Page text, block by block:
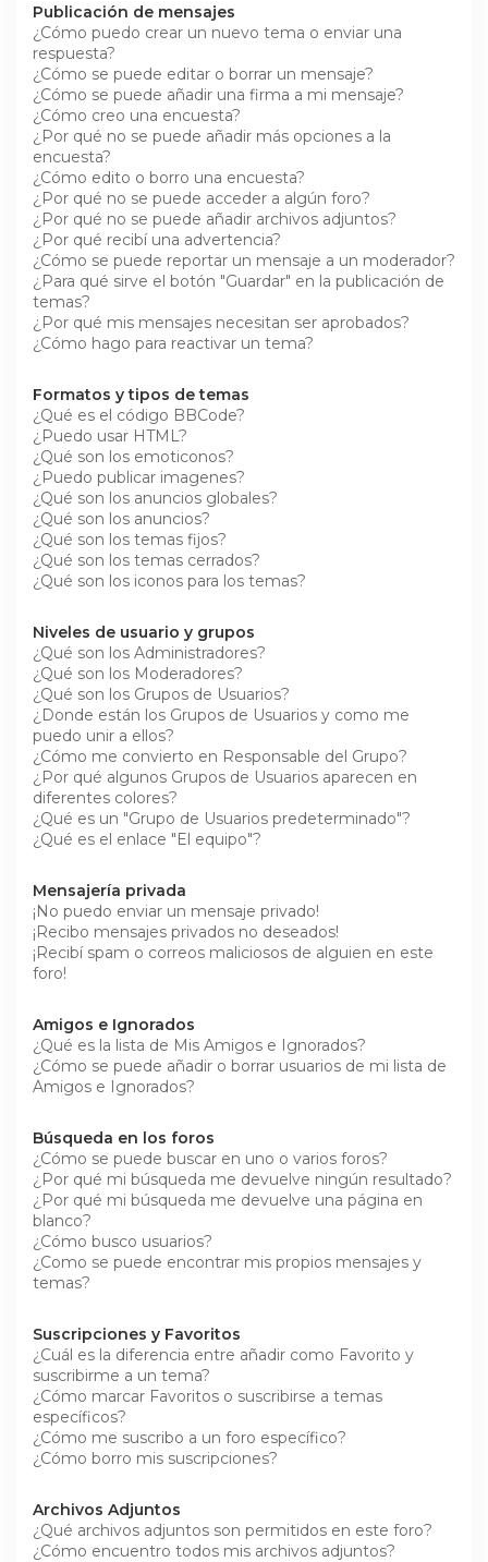
Publicación de mensajes
¿Cómo puedo crear un nuevo tema o enviar una
respuesta?
¿Cómo se puede editar o borrar un mensaje?
¿Cómo se puede añadir una firma a mi mensaje?
¿Cómo creo una encuesta?
¿Por qué no se puede añadir más opciones a la
encuesta?
¿Cómo edito o borro una encuesta?
¿Por qué no se puede acceder a algún foro?
¿Por qué no se puede añadir archivos adjuntos?
¿Por qué recibí una advertencia?
¿Cómo se puede reportar un mensaje a un moderador?
¿Para qué sirve el botón "Guardar" en la publicación de
temas?
¿Por qué mis mensajes necesitan ser aprobados?
¿Cómo hago para reactivar un tema?
Formatos y tipos de temas
¿Qué es el código BBCode?
¿Puedo usar HTML?
¿Qué son los emoticonos?
¿Puedo publicar imagenes?
¿Qué son los anuncios globales?
¿Qué son los anuncios?
¿Qué son los temas fijos?
¿Qué son los temas cerrados?
¿Qué son los iconos para los temas?
Niveles de usuario y grupos
¿Qué son los Administradores?
¿Qué son los Moderadores?
¿Qué son los Grupos de Usuarios?
¿Donde están los Grupos de Usuarios y como me
puedo unir a ellos?
¿Cómo me convierto en Responsable del Grupo?
¿Por qué algunos Grupos de Usuarios aparecen en
diferentes colores?
¿Qué es un "Grupo de Usuarios predeterminado"?
¿Qué es el enlace "El equipo"?
Mensajería privada
¡No puedo enviar un mensaje privado!
¡Recibo mensajes privados no deseados!
¡Recibí spam o correos maliciosos de alguien en este
foro!
Amigos e Ignorados
¿Qué es la lista de Mis Amigos e Ignorados?
¿Cómo se puede añadir o borrar usuarios de mi lista de
Amigos e Ignorados?
Búsqueda en los foros
¿Cómo se puede buscar en uno o varios foros?
¿Por qué mi búsqueda me devuelve ningún resultado?
¿Por qué mi búsqueda me devuelve una página en
blanco?
¿Cómo busco usuarios?
¿Como se puede encontrar mis propios mensajes y
temas?
Suscripciones y Favoritos
¿Cuál es la diferencia entre añadir como Favorito y
suscribirme a un tema?
¿Cómo marcar Favoritos o suscribirse a temas
específicos?
¿Cómo me suscribo a un foro específico?
¿Cómo borro mis suscripciones?
Archivos Adjuntos
¿Qué archivos adjuntos son permitidos en este foro?
¿Cómo encuentro todos mis archivos adjuntos?